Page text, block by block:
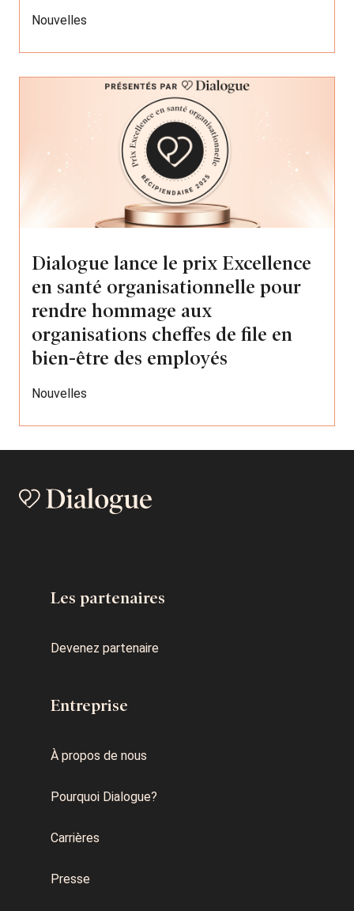
Nouvelles
Dialogue lance le prix Excellence
en santé organisationnelle pour
rendre hommage aux
organisations cheffes de file en
bien-être des employés
Nouvelles
Les partenaires
Devenez partenaire
Entreprise
À propos de nous
Pourquoi Dialogue?
Carrières
Presse